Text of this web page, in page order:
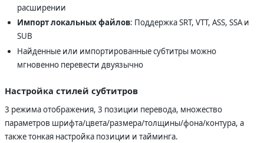
расширении
Импорт локальных файлов: Поддержка SRT, VTT, ASS, SSA и
SUB
Найденные или импортированные субтитры можно
мгновенно перевести двуязычно
Настройка стилей субтитров
3 режима отображения, 3 позиции перевода, множество
параметров шрифта/цвета/размера/толщины/фона/контура, а
также тонкая настройка позиции и тайминга.